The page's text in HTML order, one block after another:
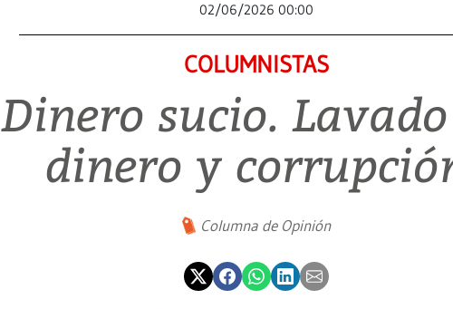
02/06/2026 00:00
COLUMNISTAS
Dinero sucio.
dinero y
Columna de Opinión